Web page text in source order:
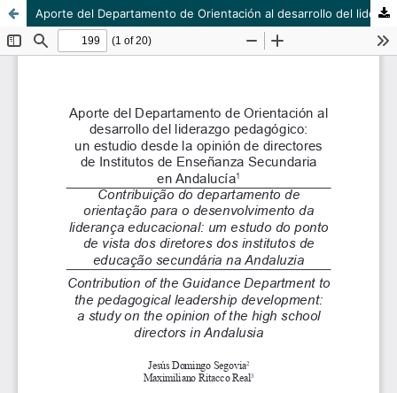
Aporte del Departamento de Orientación al desarrollo del liderazgo pedagógico: un estudio desde la opinión de directores de Institutos de Enseñanza Secundaria en Andalucía